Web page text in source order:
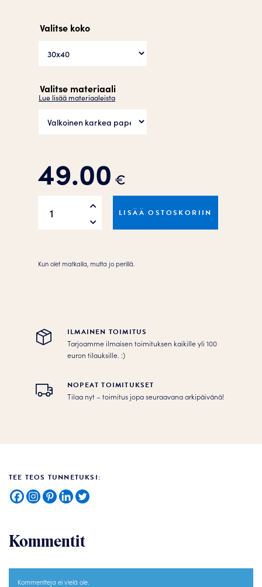
Valitse koko
Valitse materiaali
Lue lisää materiaaleista
49.00 €
Juliste
LISÄÄ OSTOSKORIIN
Kun olet matkalla, mutta jo perillä.
ILMAINEN TOIMITUS
Tarjoamme ilmaisen toimituksen kaikille yli 100
euron tilauksille. :­­)
NOPEAT TOIMITUKSET
Tilaa nyt – toimitus jopa seuraavana arkipäivänä!
TEE TEOS TUNNETUKSI:
Kommentit
Kommentteja ei vielä ole.